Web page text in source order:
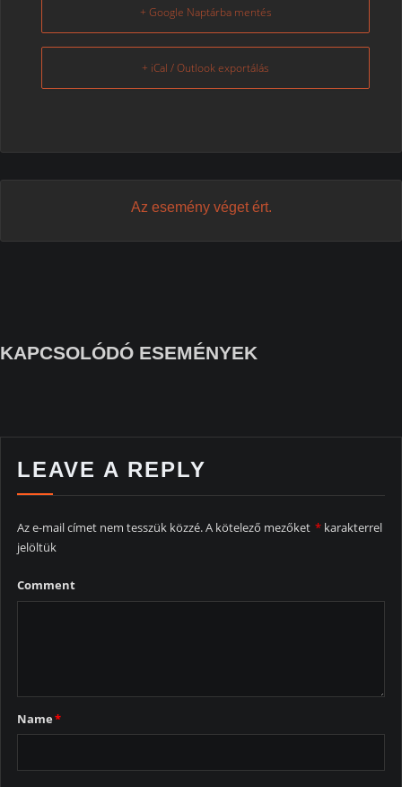
+ Google Naptárba mentés
+ iCal / Outlook exportálás
Az esemény véget ért.
KAPCSOLÓDÓ ESEMÉNYEK
LEAVE A REPLY
Az e-mail címet nem tesszük közzé.A kötelező mezőket * karakterrel
jelöltük
Comment
Name*